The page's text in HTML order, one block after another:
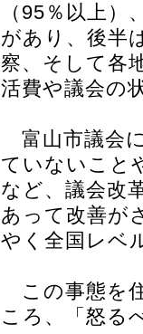
（95％以上
があり、後半
察、そして各
活費や議会の
富山市議会
ていないこと
など、議会改
あって改善が
やく全国レベ
この事態を
ころ、「怒る